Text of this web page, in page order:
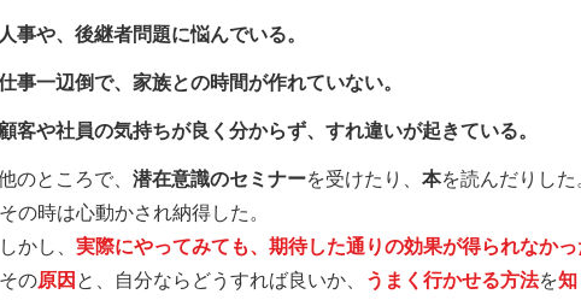
人事や、後継者問題に悩んでいる。
事一辺倒で、家族との時間が作れていない。
客や社員の気持ちが良く分からず、すれ違いが起きている。
のところで、潜在意識のセミナーを受けたり、 本を読んだりした
その時は心動かされ納得した。
しかし、実際にやってみても、期待した通りの効果が得られなか
その原因 と、自分ならどうすれば良いか、 うまく行かせる方法を